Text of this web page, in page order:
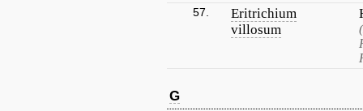
57.
Eritrichium
villosum
G